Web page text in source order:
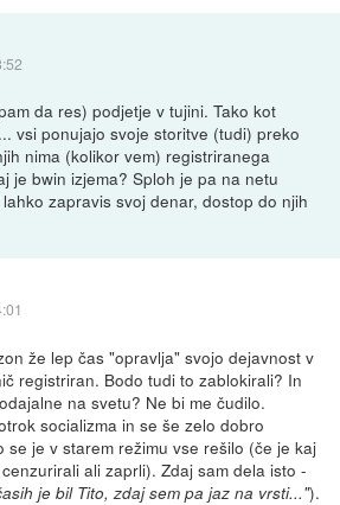
da res) podjetje v tujini. Tako kot
vsi ponujajo svoje storitve (tudi) preko
nima (kolikor vem) registriranega
je bwin izjema? Sploh je pa na netu
zapravis svoj denar, dostop do njih
že lep čas "opravlja" svojo dejavnost v
registriran. Bodo tudi to zablokirali? In
na svetu? Ne bi me čudilo.
socializma in se še zelo dobro
se je v starem režimu vse rešilo (če je kaj
ali zaprli). Zdaj sam dela isto -
je bil Tito, zdaj sem pa jaz na vrsti...").